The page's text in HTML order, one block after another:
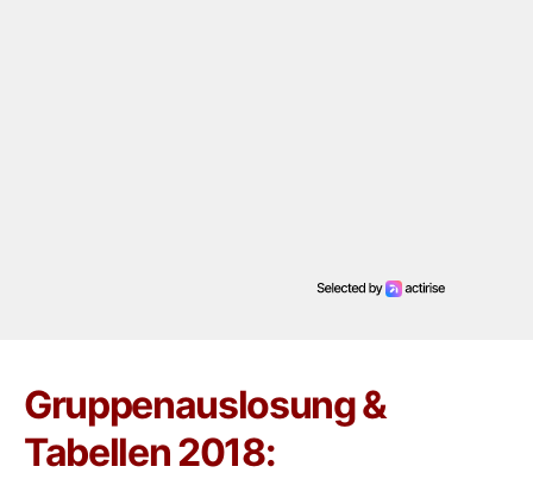
Gruppenauslosung &
Tabellen 2018: